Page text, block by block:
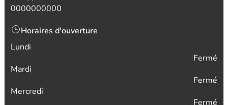
0000000000
Horaires d'ouverture
Lundi
Fermé
Mardi
Fermé
Mercredi
Fermé